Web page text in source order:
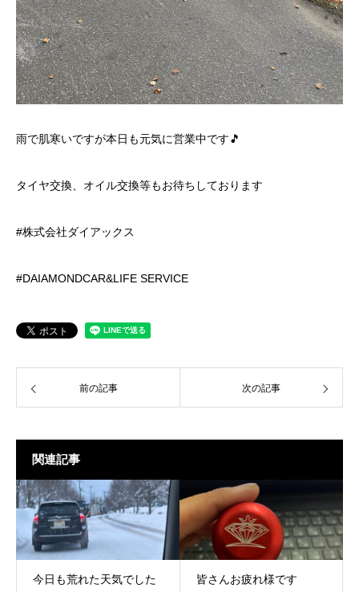
雨で肌寒いですが本日も元気に営業中です🎵
タイヤ交換、オイル交換等もお待ちしております
#株式会社ダイアックス
#DAIAMONDCAR&LIFE SERVICE
前の記事 次の記事
関連記事
今日も荒れた天気でした
皆さんお疲れ様です